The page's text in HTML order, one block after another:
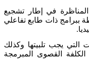
في إطار تشجيع
ببرامج ذات طابع تفاعلي
.
التي يجب تلبيتها وكذلك
الكلفة القصوى المبرمجة